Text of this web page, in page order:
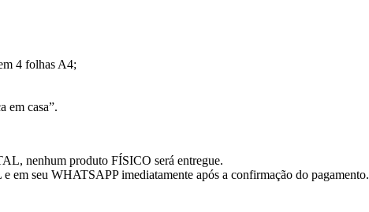
4 folhas A4;
em casa”.
nenhum produto FÍSICO será entregue.
em seu WHATSAPP imediatamente após a confirmação do pagamento.